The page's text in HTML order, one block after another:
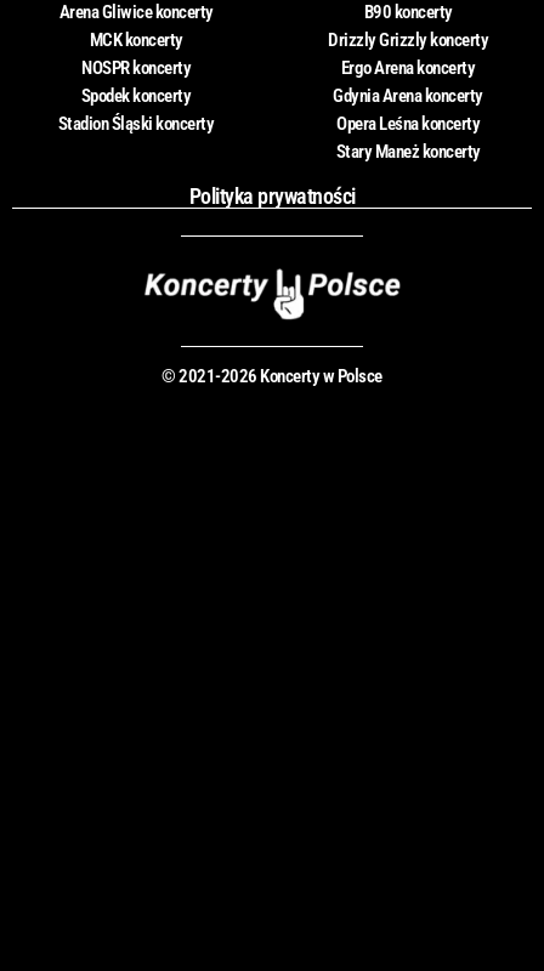
Arena Gliwice koncerty
MCK koncerty
NOSPR koncerty
Spodek koncerty
Stadion Śląski koncerty
B90 koncerty
Drizzly Grizzly koncerty
Ergo Arena koncerty
Gdynia Arena koncerty
Opera Leśna koncerty
Stary Maneż koncerty
Polityka prywatności
© 2021-2026 Koncerty w Polsce